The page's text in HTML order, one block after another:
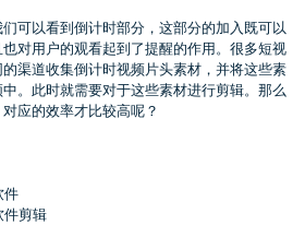
可以看到倒计时部分，这部分的加入既可以
对用户的观看起到了提醒的作用。很多短视
渠道收集倒计时视频片头素材，并将这些素
。此时就需要对于这些素材进行剪辑。那么
应的效率才比较高呢？
件
件剪辑